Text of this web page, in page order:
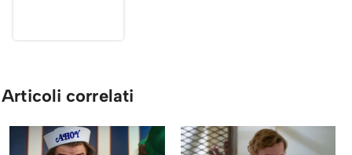
Articoli correlati